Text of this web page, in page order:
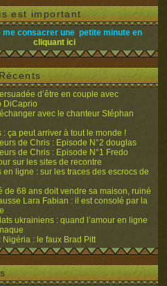
est important
me consacrer une petite minute en
cliquant ici
d’être en couple avec
DiCaprio
avec le chanteur Stéphan
: ça peut arriver à tout le monde !
de Chris : Episode N°2 douglas
de Chris : Episode N°1 Fredo
sur les sites de recontre
en ligne : sur les traces des escrocs de
de 68 ans doit vendre sa maison, ruiné
Lara Fabian : il est consolé par la
ukrainiens : quand l’amour en ligne
Nigéria : le faux Brad Pitt